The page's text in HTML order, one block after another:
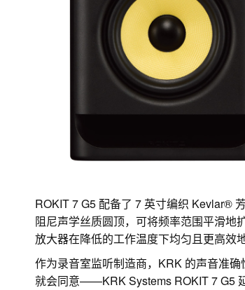
ROKIT 7 G5 配备了 7 英寸编织 Kevlar®
阻尼声学丝质圆顶，可将频率范围平滑地
放大器在降低的工作温度下均匀且更高效
作为录音室监听制造商，KRK 的声音准
就会同意——KRK Systems ROKIT 7 G5